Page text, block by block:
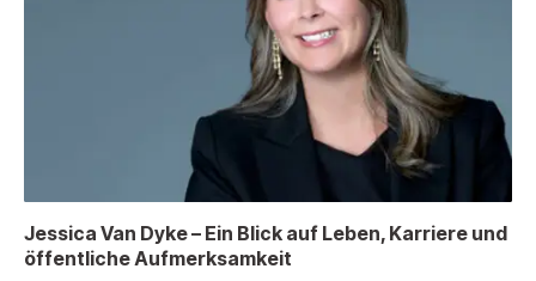
Jessica Van Dyke – Ein Blick auf Leben, Karriere und
öffentliche Aufmerksamkeit